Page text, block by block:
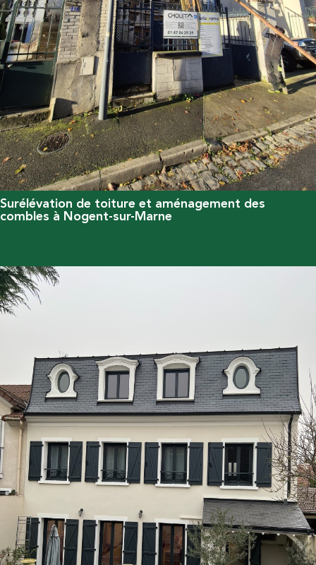
Surélévation de toiture et aménagement des
combles à Nogent-sur-Marne